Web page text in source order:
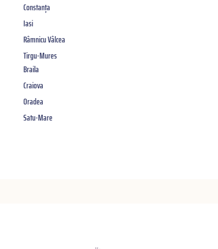
Constanța
Iasi
Râmnicu Vâlcea
Tirgu-Mures
Braila
Craiova
Oradea
Satu-Mare